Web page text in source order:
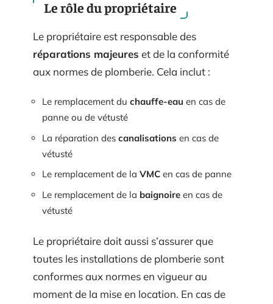
Le rôle du propriétaire
Le propriétaire est responsable des
réparations majeures et de la conformité
aux normes de plomberie. Cela inclut :
Le remplacement du chauffe-eau en cas de
panne ou de vétusté
La réparation des canalisations en cas de
vétusté
Le remplacement de la VMC en cas de panne
Le remplacement de la baignoire en cas de
vétusté
Le propriétaire doit aussi s’assurer que
toutes les installations de plomberie sont
conformes aux normes en vigueur au
moment de la mise en location. En cas de